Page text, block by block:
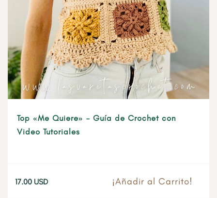
Top «Me Quiere» – Guía de Crochet con
Video Tutoriales
17.00 USD ¡Añadir al Carrito!